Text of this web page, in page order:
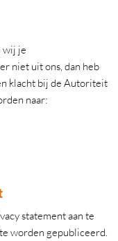
wij je
niet uit ons, dan heb
klacht bij de Autoriteit
naar:
statement aan te
worden gepubliceerd.